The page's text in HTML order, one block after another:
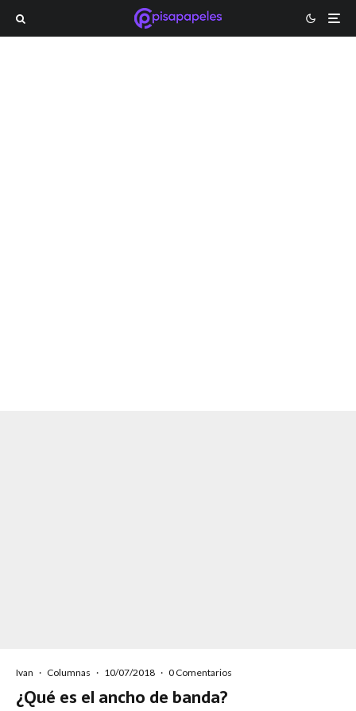
Ivan · Columnas · 10/07/2018 · 0 Comentarios
¿Qué es el ancho de banda?